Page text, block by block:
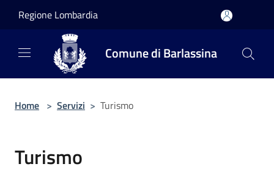
Regione Lombardia
Comune di Barlassina
Home > Servizi > Turismo
Turismo